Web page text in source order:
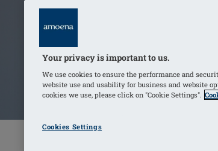
Your privacy is important to us.
We use cookies to ensure the performance and
website use and usability for business and website
cookies we use, please click on "Cookie Settings".
Cookies Settings